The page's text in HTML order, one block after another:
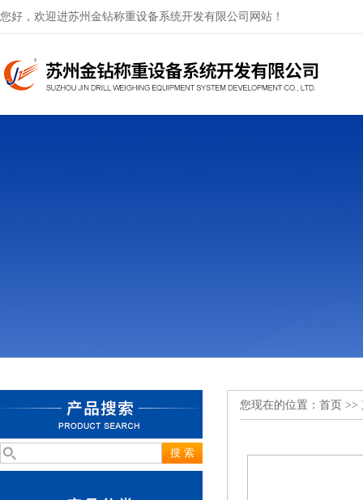
您好，欢迎进苏州金钻称重设备系统开发有限公司网站！
您现在的位置： 首页 >>